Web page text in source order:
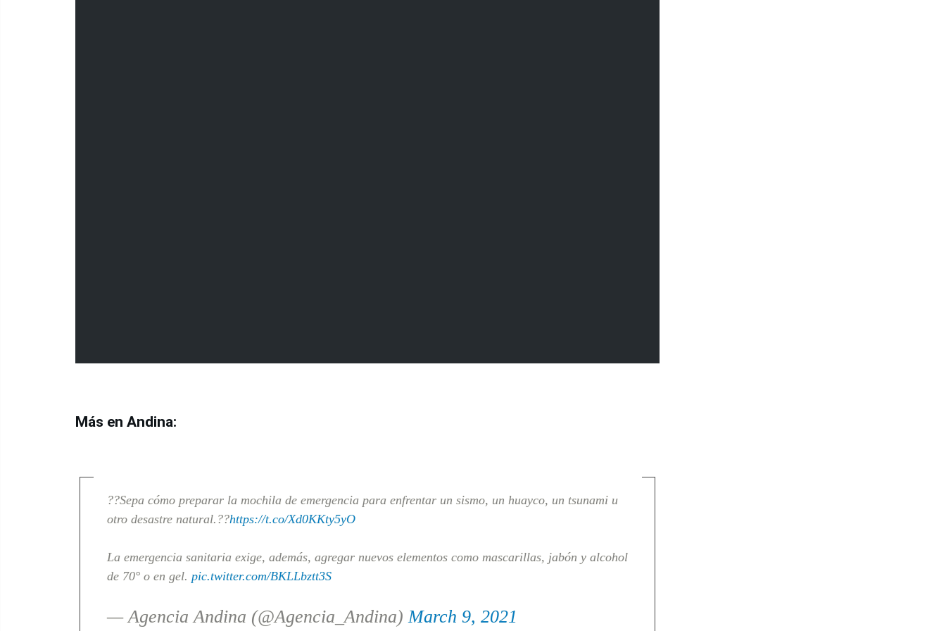
Más en Andina:
??Sepa cómo preparar la mochila de emergencia para enfrentar un sismo, un huayco, un tsunami u
otro desastre natural.??https://t.co/Xd0KKty5yO
La emergencia sanitaria exige, además, agregar nuevos elementos como mascarillas, jabón y alcohol
de 70° o en gel. pic.twitter.com/BKLLbztt3S
— Agencia Andina (@Agencia_Andina) March 9, 2021